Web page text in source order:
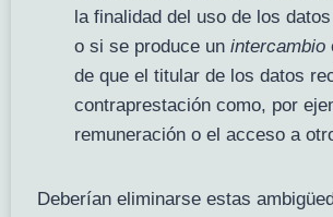
la finalidad del uso de los
o si se produce un intercambio
de que el titular de los datos
contraprestación como, por
remuneración o el acceso a
Deberían eliminarse estas